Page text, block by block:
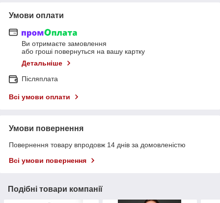
Умови оплати
Ви отримаєте замовлення
або гроші повернуться на вашу картку
Детальніше
Післяплата
Всі умови оплати
Умови повернення
Повернення товару впродовж 14 днів за домовленістю
Всі умови повернення
Подібні товари компанії